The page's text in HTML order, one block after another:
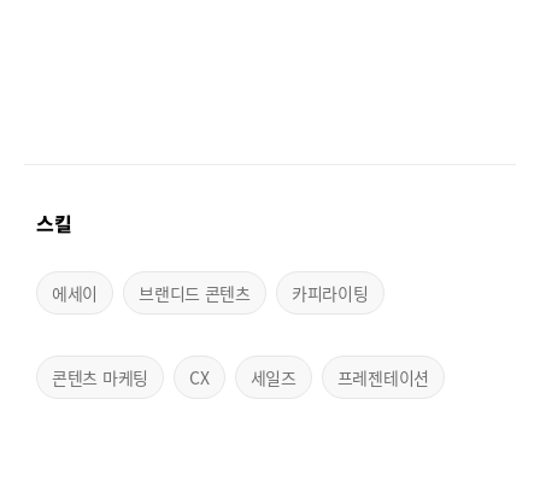
스킬
에세이 브랜디드 콘텐츠 카피라이팅
콘텐츠 마케팅 CX 세일즈 프레젠테이션